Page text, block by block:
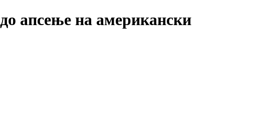
апсење на американски